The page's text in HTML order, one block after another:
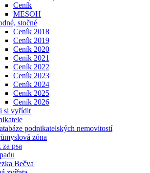
Ceník
MESOH
stočné
Ceník 2018
Ceník 2019
Ceník 2020
Ceník 2021
Ceník 2022
Ceník 2023
Ceník 2024
Ceník 2025
Ceník 2026
si vyřídit
podnikatelských nemovitostí
zóna
za psa
Bečva